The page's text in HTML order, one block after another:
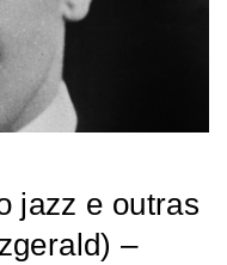
jazz e outras
–